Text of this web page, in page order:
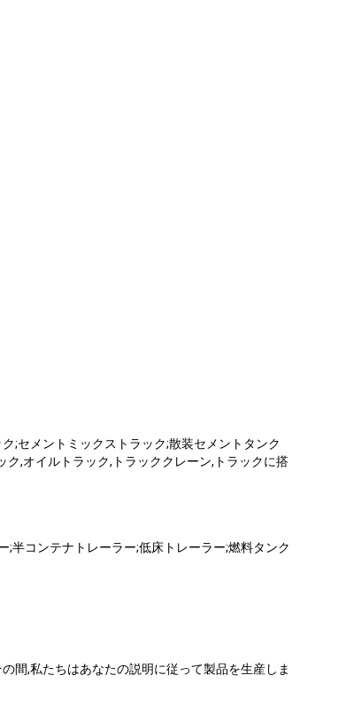
;セメントミックストラック;散装セメントタンク
,オイルトラック,トラッククレーン,トラックに搭
半コンテナトレーラー;低床トレーラー;燃料タンク
間,私たちはあなたの説明に従って製品を生産しま